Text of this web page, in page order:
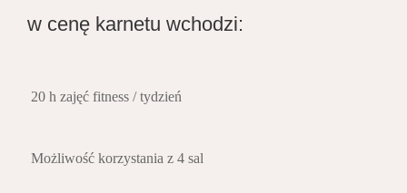
w cenę karnetu wchodzi:
20 h zajęć fitness / tydzień
Możliwość korzystania z 4 sal